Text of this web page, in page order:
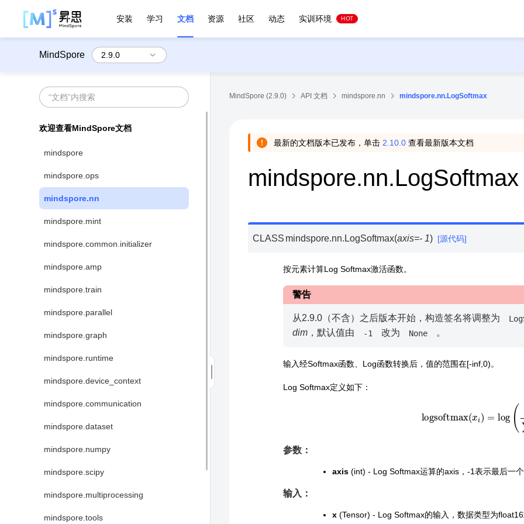
安装 学习 文档 资源 社区 动态 实训环境 HOT
MindSpore
欢迎查看MindSpore文档
mindspore
mindspore.ops
mindspore.nn
mindspore.mint
mindspore.common.initializer
mindspore.amp
mindspore.train
mindspore.parallel
mindspore.graph
mindspore.runtime
mindspore.device_context
mindspore.communication
mindspore.dataset
mindspore.numpy
mindspore.scipy
mindspore.multiprocessing
mindspore.tools
MindSpore (2.9.0) API 文档 mindspore.nn mindspore.nn.LogSoftmax
最新的文档版本已发布，单击 2.10.0 查看最新版本文档
mindspore.nn.LogSoftmax
CLASS mindspore.nn. LogSoftmax(axis=- 1) [源代码]
按元素计算Log Softmax激活函数。
警告
从2.9.0（不含）之后版本开始，构造签名将调整为
dim ，默认值由 -1 改为 None 。
输入经Softmax函数、Log函数转换后，值的范围在[-inf,0)。
Log Softmax定义如下：
(x
参数：
axis (int) - Log Softmax运算的axis，-1表示最后一
输入：
x (Tensor) - Log Softmax的输入，数据类型为